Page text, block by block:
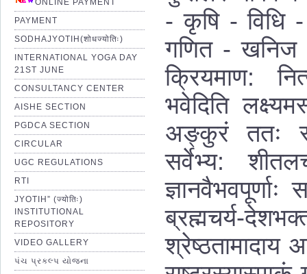
PAYMENT
SODHAJYOTIH(शोधज्योतिः)
INTERNATIONAL YOGA DAY
21ST JUNE
CONSULTANCY CENTER
AISHE SECTION
PGDCA SECTION
CIRCULAR
UGC REGULATIONS
RTI
JYOTIH” (ज्योतिः)
INSTITUTIONAL
REPOSITORY
VIDEO GALLERY
પંચ પ્રકલ્પ યોજના
- कृषि - विधि
गणित - खनिज -
क्रियमाण:
भवेदिति
अङ्कुरं ततः
सर्वेभ्य:
ज्ञानवैभवपूर्णाः
ब्रह्मचर्य-
श्रेष्ठतामादाय